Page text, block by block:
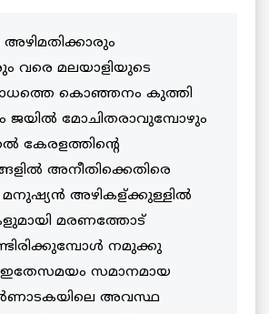
വരെ മലയാളിയുടെ
കൊഞ്ഞനം കുത്തി
ജയില്‍ മോചിതരാവുമ്പോഴും
കേരളത്തിന്റെ
അനീതിക്കെതിരെ
അഴികള്ക്കുള്ളില്‍
മരണത്തോട്
നമുക്കു
ഇതേസമയം സമാനമായ
അവസ്ഥ